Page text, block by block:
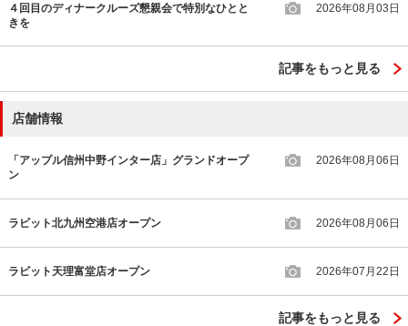
４回目のディナークルーズ懇親会で特別なひとと
きを
2026年08月03日
記事をもっと見る
店舗情報
「アップル信州中野インター店」グランドオープ
ン
2026年08月06日
ラビット北九州空港店オープン 2026年08月06日
ラビット天理富堂店オープン 2026年07月22日
記事をもっと見る